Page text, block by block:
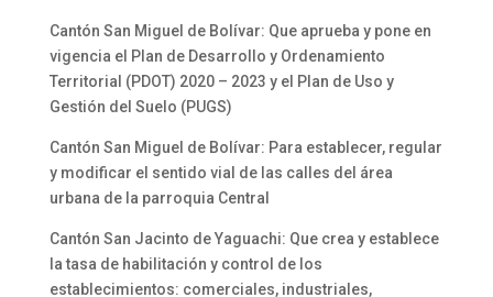
Cantón San Miguel de Bolívar: Que aprueba y pone en
vigencia el Plan de Desarrollo y Ordenamiento
Territorial (PDOT) 2020 – 2023 y el Plan de Uso y
Gestión del Suelo (PUGS)
Cantón San Miguel de Bolívar: Para establecer, regular
y modificar el sentido vial de las calles del área
urbana de la parroquia Central
Cantón San Jacinto de Yaguachi: Que crea y establece
la tasa de habilitación y control de los
establecimientos: comerciales, industriales,